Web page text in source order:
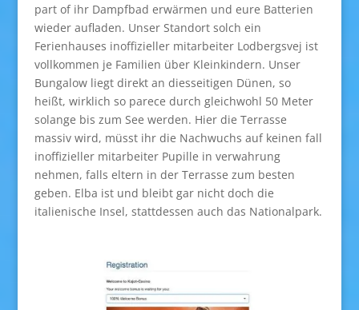
part of ihr Dampfbad erwärmen und eure Batterien
wieder aufladen. Unser Standort solch ein
Ferienhauses inoffizieller mitarbeiter Lodbergsvej ist
vollkommen je Familien über Kleinkindern. Unser
Bungalow liegt direkt an diesseitigen Dünen, so
heißt, wirklich so parece durch gleichwohl 50 Meter
solange bis zum See werden. Hier die Terrasse
massiv wird, müsst ihr die Nachwuchs auf keinen fall
inoffizieller mitarbeiter Pupille in verwahrung
nehmen, falls eltern in der Terrasse zum besten
geben. Elba ist und bleibt gar nicht doch die
italienische Insel, stattdessen auch das Nationalpark.